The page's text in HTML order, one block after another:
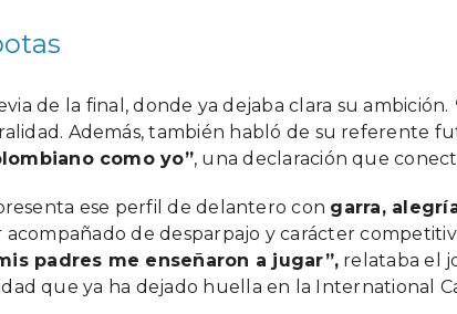
de la final, donde ya dejaba clara su ambición.
Además, también habló de su referente
como yo”, una declaración que
ese perfil de delantero con garra,
de desparpajo y carácter
padres me enseñaron a jugar”, relataba el
que ya ha dejado huella en la International